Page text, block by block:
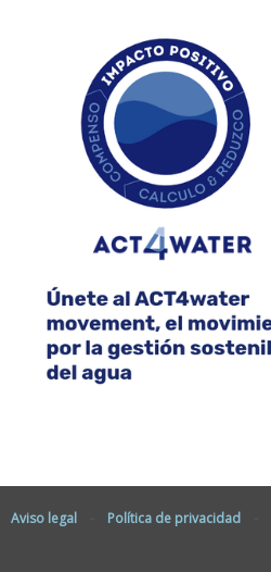
Aviso legal Política de privacidad